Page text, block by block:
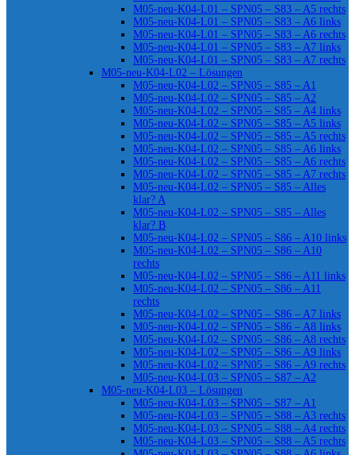
M05-neu-K04-L01 – SPN05 – S83 – A5 rechts
M05-neu-K04-L01 – SPN05 – S83 – A6 links
M05-neu-K04-L01 – SPN05 – S83 – A6 rechts
M05-neu-K04-L01 – SPN05 – S83 – A7 links
M05-neu-K04-L01 – SPN05 – S83 – A7 rechts
M05-neu-K04-L02 – Lösungen
M05-neu-K04-L02 – SPN05 – S85 – A1
M05-neu-K04-L02 – SPN05 – S85 – A2
M05-neu-K04-L02 – SPN05 – S85 – A4 links
M05-neu-K04-L02 – SPN05 – S85 – A5 links
M05-neu-K04-L02 – SPN05 – S85 – A5 rechts
M05-neu-K04-L02 – SPN05 – S85 – A6 links
M05-neu-K04-L02 – SPN05 – S85 – A6 rechts
M05-neu-K04-L02 – SPN05 – S85 – A7 rechts
M05-neu-K04-L02 – SPN05 – S85 – Alles
klar? A
M05-neu-K04-L02 – SPN05 – S85 – Alles
klar? B
M05-neu-K04-L02 – SPN05 – S86 – A10 links
M05-neu-K04-L02 – SPN05 – S86 – A10
rechts
M05-neu-K04-L02 – SPN05 – S86 – A11 links
M05-neu-K04-L02 – SPN05 – S86 – A11
rechts
M05-neu-K04-L02 – SPN05 – S86 – A7 links
M05-neu-K04-L02 – SPN05 – S86 – A8 links
M05-neu-K04-L02 – SPN05 – S86 – A8 rechts
M05-neu-K04-L02 – SPN05 – S86 – A9 links
M05-neu-K04-L02 – SPN05 – S86 – A9 rechts
M05-neu-K04-L03 – SPN05 – S87 – A2
M05-neu-K04-L03 – Lösungen
M05-neu-K04-L03 – SPN05 – S87 – A1
M05-neu-K04-L03 – SPN05 – S88 – A3 rechts
M05-neu-K04-L03 – SPN05 – S88 – A4 rechts
M05-neu-K04-L03 – SPN05 – S88 – A5 rechts